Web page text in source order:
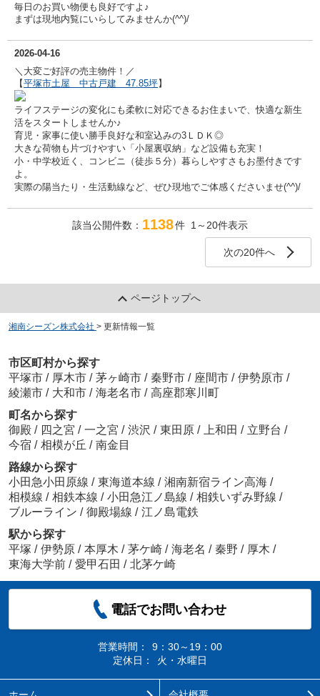
毎日のお買い物便も良好ですよ♪
まずは現地内覧にいらしてみませんか(^^)/
2026-04-16
＼大変ご好評の売主物件！／
【平塚市土屋 中古戸建 47.85坪】
ライフステージの変化にも柔軟に対応できるお住まいで、快適な新生
活をスタートしませんか♪
育児・家事に使い勝手良好な和室込みの3ＬＤＫ◎
大きな荷物も片づけやすい「小屋裏収納」など設備も充実！
小・中学校近く、コンビニ（徒歩５分）暮らしやすさもお墨付きです
よ。
実際の陽当たり・生活動線など、ぜひ現地でご体感くださいませ(^^)/
該当公開件数： 1138件 1～20件表示
次の20件へ
ページトップへ
湘南シーズン株式会社 > 更新情報一覧
市区町村から探す
平塚市 / 厚木市 / 茅ヶ崎市 / 秦野市 / 座間市 / 伊勢原市 /
綾瀬市 / 大和市 / 海老名市 / 高座郡寒川町
町名から探す
御殿 / 四之宮 / 一之宮 / 渋沢 / 東田原 / 上和田 / 立野台 /
今宿 / 相模が丘 / 南金目
路線から探す
小田急小田原線 / 東海道本線 / 湘南新宿ライン高海 /
相模線 / 相鉄本線 / 小田急江ノ島線 / 相鉄いずみ野線 /
ブルーライン / 御殿場線 / 江ノ島電鉄
駅から探す
平塚 / 伊勢原 / 本厚木 / 茅ケ崎 / 海老名 / 秦野 / 厚木 /
東海大学前 / 愛甲石田 / 北茅ケ崎
電話でお問い合わせ
営業時間：
9：30～19：00
定休日：
火・水曜日